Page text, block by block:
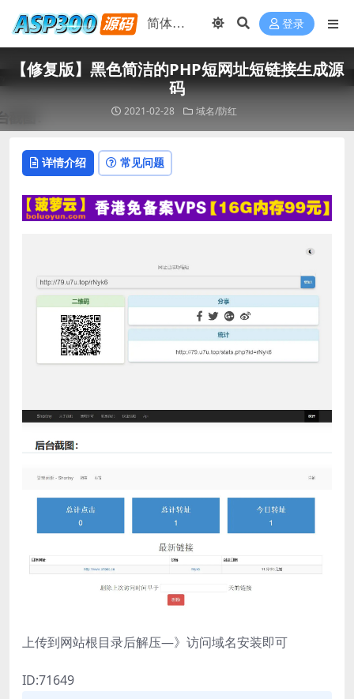
登录
【修复版】黑色简洁的PHP短网址短链接生成源
码
2021-02-28 域名/防红
详情介绍 常见问题
上传到网站根目录后解压—》访问域名安装即可
ID:71649